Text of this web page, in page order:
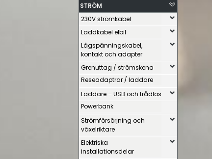
STRÖM
230V strömkabel
Laddkabel elbil
Lågspänningskabel,
kontakt och adapter
Grenuttag / strömskena
Reseadaptrar / laddare
Laddare – USB och trådlös
Powerbank
Strömförsörjning och
växelriktare
Elektriska
installationsdelar